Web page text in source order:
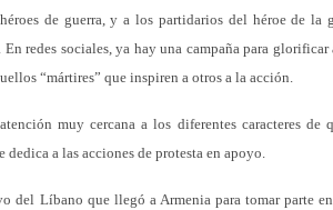
de guerra, y a los partidarios del héroe de la
redes sociales, ya hay una campaña para
“mártires” que inspiren a otros a la acción.
muy cercana a los diferentes caracteres de
dedica a las acciones de protesta en apoyo.
del Líbano que llegó a Armenia para tomar parte